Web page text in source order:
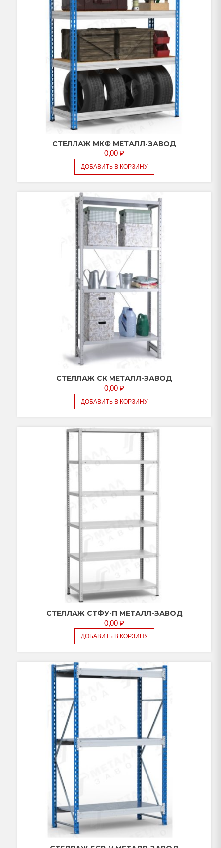
СТЕЛЛАЖ МКФ МЕТАЛЛ-ЗАВОД
0,00 ₽
ДОБАВИТЬ В КОРЗИНУ
СТЕЛЛАЖ СК МЕТАЛЛ-ЗАВОД
0,00 ₽
ДОБАВИТЬ В КОРЗИНУ
СТЕЛЛАЖ СТФУ-П МЕТАЛЛ-ЗАВОД
0,00 ₽
ДОБАВИТЬ В КОРЗИНУ